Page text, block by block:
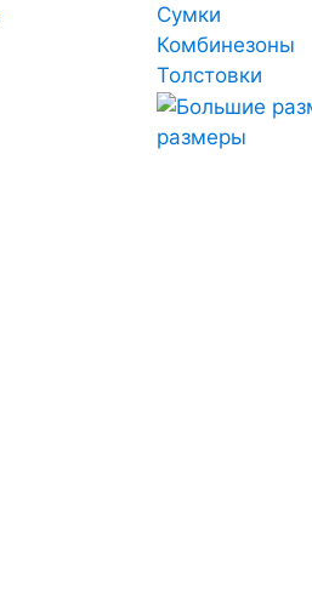
Сумки
Комбинезоны
Толстовки
размеры